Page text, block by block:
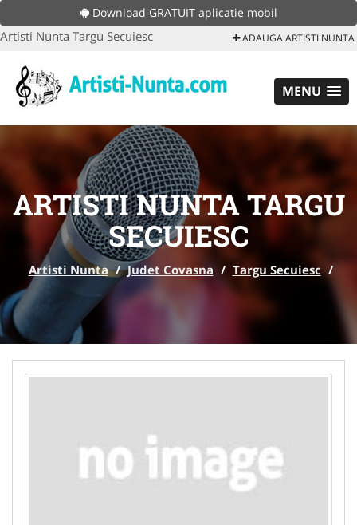
Download GRATUIT aplicatie mobil
Artisti Nunta Targu Secuiesc ADAUGA ARTISTI NUNTA
MENU
ARTISTI NUNTA TARGU
SECUIESC
Artisti Nunta / Judet Covasna / Targu Secuiesc /